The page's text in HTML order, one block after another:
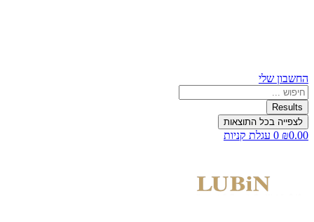
החשבון שלי
Search
...
Results
לצפייה בכל התוצאות
₪0.00
0 עגלת קניות